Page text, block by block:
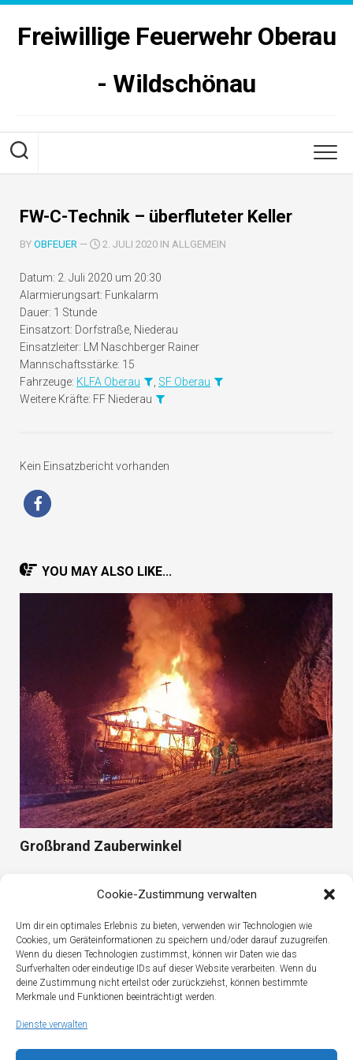
Cookie-Zustimmung verwalten
Um dir ein optimales Erlebnis zu bieten, verwenden wir Technologien wie
Cookies, um Geräteinformationen zu speichern und/oder darauf zuzugreifen.
Wenn du diesen Technologien zustimmst, können wir Daten wie das
Surfverhalten oder eindeutige IDs auf dieser Website verarbeiten. Wenn du
deine Zustimmung nicht erteilst oder zurückziehst, können bestimmte
Merkmale und Funktionen beeinträchtigt werden.
Dienste verwalten
Skip
contentFreiwillige Feuerwehr Oberau
- Wildschönau
FW-C-Technik – überfluteter Keller
BY OBFEUER — 2. JULI 2020 IN ALLGEMEIN
Datum: 2. Juli 2020 um 20:30
Alarmierungsart: Funkalarm
Dauer: 1 Stunde
Einsatzort: Dorfstraße, Niederau
Einsatzleiter: LM Naschberger Rainer
Mannschaftsstärke: 15
Fahrzeuge: KLFA Oberau
SF Oberau
Weitere Kräfte: FF Niederau
Kein Einsatzbericht vorhanden
YOU MAY ALSO LIKE...
Großbrand Zauberwinkel